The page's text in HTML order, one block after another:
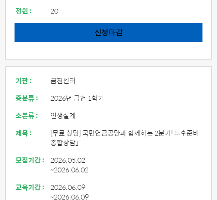
정원 :
20
신청마감
기관 :
금천센터
중분류 :
2026년 금천 1학기
소분류 :
인생설계
제목 :
[무료 상담] 국민연금공단과 함께하는 2분기「노후준비
종합상담」
모집기간 : 2026.05.02
~2026.06.02
교육기간 : 2026.06.09
~2026.06.09